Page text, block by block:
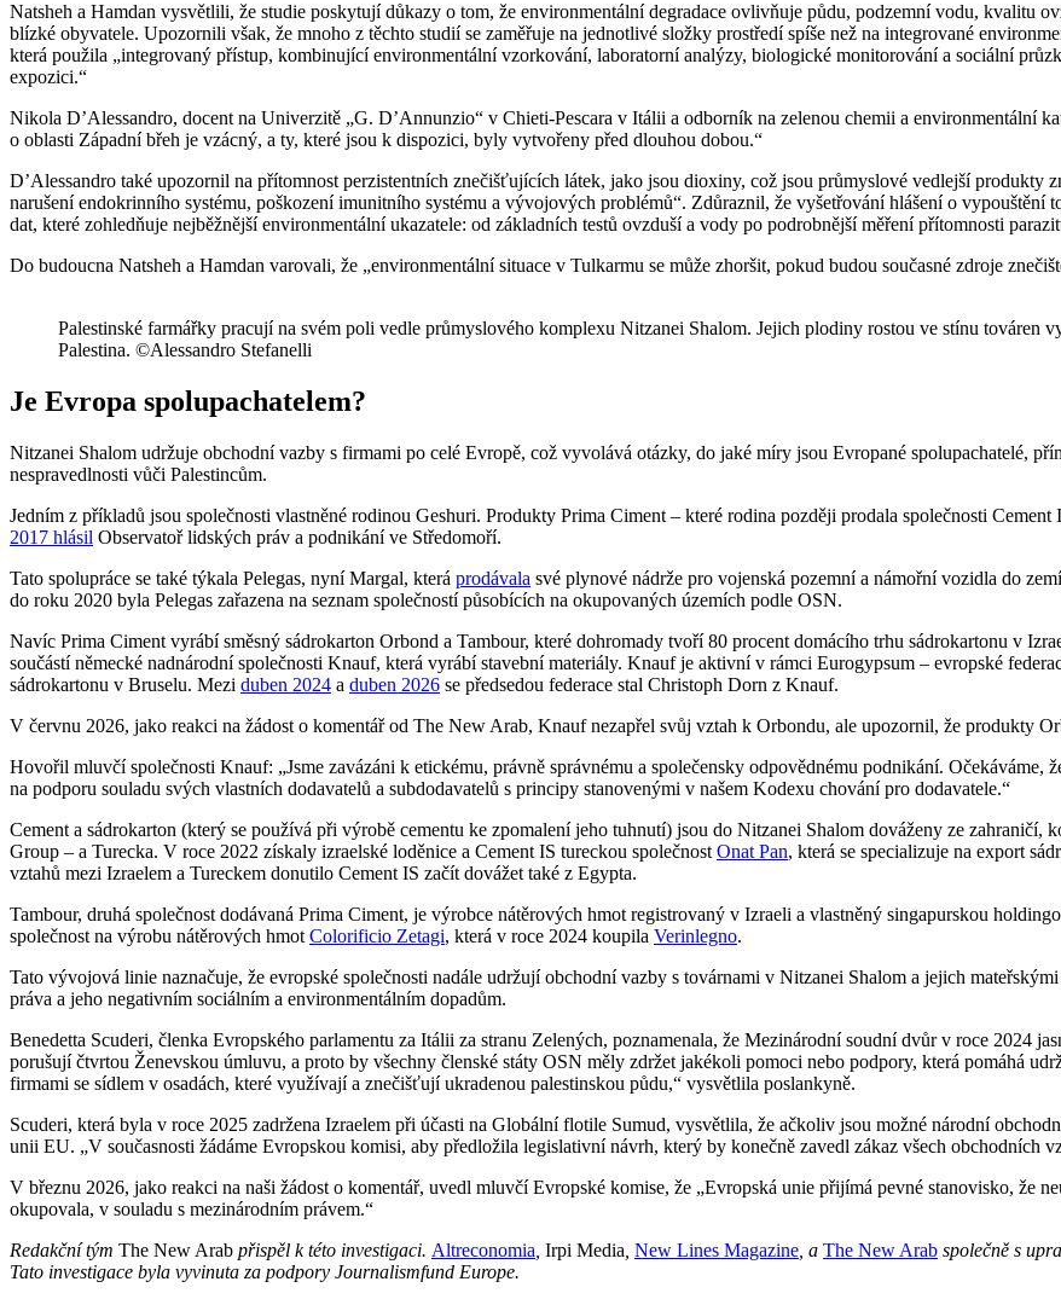
Natsheh a Hamdan vysvětlili, že studie poskytují důkazy o tom, že environmentální degradace ovlivňuje půdu, podzemní vodu, kvalitu
blízké obyvatele. Upozornili však, že mnoho z těchto studií se zaměřuje na jednotlivé složky prostředí spíše než na integrované
která použila „integrovaný přístup, kombinující environmentální vzorkování, laboratorní analýzy, biologické monitorování a sociální
expozici.“
Nikola D’Alessandro, docent na Univerzitě „G. D’Annunzio“ v Chieti-Pescara v Itálii a odborník na zelenou chemii a environmentální
o oblasti Západní břeh je vzácný, a ty, které jsou k dispozici, byly vytvořeny před dlouhou dobou.“
D’Alessandro také upozornil na přítomnost perzistentních znečišťujících látek, jako jsou dioxiny, což jsou průmyslové vedlejší produkty
narušení endokrinního systému, poškození imunitního systému a vývojových problémů“. Zdůraznil, že vyšetřování hlášení o
dat, které zohledňuje nejběžnější environmentální ukazatele: od základních testů ovzduší a vody po podrobnější měření přítomnosti
Do budoucna Natsheh a Hamdan varovali, že „environmentální situace v Tulkarmu se může zhoršit, pokud budou současné zdroje
Palestinské farmářky pracují na svém poli vedle průmyslového komplexu Nitzanei Shalom. Jejich plodiny rostou ve stínu továren
Palestina. ©Alessandro Stefanelli
Je Evropa spolupachatelem?
Nitzanei Shalom udržuje obchodní vazby s firmami po celé Evropě, což vyvolává otázky, do jaké míry jsou Evropané spolupachatelé,
nespravedlnosti vůči Palestincům.
Jedním z příkladů jsou společnosti vlastněné rodinou Geshuri. Produkty Prima Ciment – které rodina později prodala společnosti
2017 hlásil Observatoř lidských práv a podnikání ve Středomoří.
Tato spolupráce se také týkala Pelegas, nyní Margal, která prodávala své plynové nádrže pro vojenská pozemní a námořní vozidla do
do roku 2020 byla Pelegas zařazena na seznam společností působících na okupovaných územích podle OSN.
Navíc Prima Ciment vyrábí směsný sádrokarton Orbond a Tambour, které dohromady tvoří 80 procent domácího trhu sádrokartonu v
součástí německé nadnárodní společnosti Knauf, která vyrábí stavební materiály. Knauf je aktivní v rámci Eurogypsum – evropské
sádrokartonu v Bruselu. Mezi duben 2024 a duben 2026 se předsedou federace stal Christoph Dorn z Knauf.
V červnu 2026, jako reakci na žádost o komentář od The New Arab, Knauf nezapřel svůj vztah k Orbondu, ale upozornil, že produkty
Hovořil mluvčí společnosti Knauf: „Jsme zavázáni k etickému, právně správnému a společensky odpovědnému podnikání. Očekáváme,
na podporu souladu svých vlastních dodavatelů a subdodavatelů s principy stanovenými v našem Kodexu chování pro dodavatele.“
Cement a sádrokarton (který se používá při výrobě cementu ke zpomalení jeho tuhnutí) jsou do Nitzanei Shalom dováženy ze zahraničí,
Group – a Turecka. V roce 2022 získaly izraelské loděnice a Cement IS tureckou společnost Onat Pan, která se specializuje na export
vztahů mezi Izraelem a Tureckem donutilo Cement IS začít dovážet také z Egypta.
Tambour, druhá společnost dodávaná Prima Ciment, je výrobce nátěrových hmot registrovaný v Izraeli a vlastněný singapurskou
společnost na výrobu nátěrových hmot Colorificio Zetagi, která v roce 2024 koupila Verinlegno.
Tato vývojová linie naznačuje, že evropské společnosti nadále udržují obchodní vazby s továrnami v Nitzanei Shalom a jejich
práva a jeho negativním sociálním a environmentálním dopadům.
Benedetta Scuderi, členka Evropského parlamentu za Itálii za stranu Zelených, poznamenala, že Mezinárodní soudní dvůr v roce 2024
porušují čtvrtou Ženevskou úmluvu, a proto by všechny členské státy OSN měly zdržet jakékoli pomoci nebo podpory, která pomáhá
firmami se sídlem v osadách, které využívají a znečišťují ukradenou palestinskou půdu,“ vysvětlila poslankyně.
Scuderi, která byla v roce 2025 zadržena Izraelem při účasti na Globální flotile Sumud, vysvětlila, že ačkoliv jsou možné národní
unii EU. „V současnosti žádáme Evropskou komisi, aby předložila legislativní návrh, který by konečně zavedl zákaz všech obchodních
V březnu 2026, jako reakci na naši žádost o komentář, uvedl mluvčí Evropské komise, že „Evropská unie přijímá pevné stanovisko, že
okupovala, v souladu s mezinárodním právem.“
Redakční tým The New Arab přispěl k této investigaci. Altreconomia Irpi Media New Lines Magazine , a The New Arab společně s
Tato investigace byla vyvinuta za podpory Journalismfund Europe.